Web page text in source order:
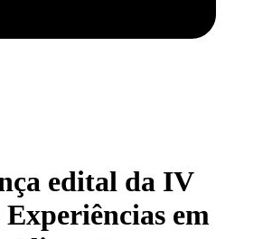
edital da IV
em